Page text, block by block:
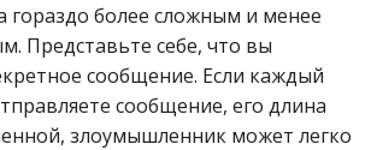
гораздо более сложным и менее
Представьте себе, что вы
сообщение. Если каждый
сообщение, его длина
злоумышленник может легко